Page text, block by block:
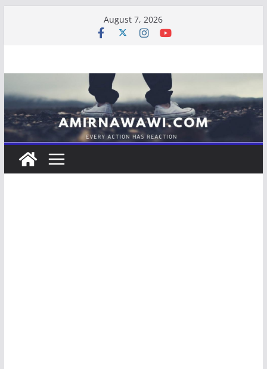
August 7, 2026